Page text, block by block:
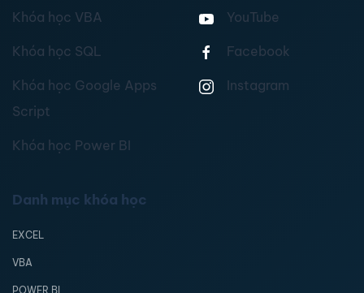
Khóa học VBA
Khóa học SQL
Khóa học Google Apps
Script
Khóa học Power BI
YouTube
Facebook
Instagram
Danh mục khóa học
EXCEL
VBA
POWER BI